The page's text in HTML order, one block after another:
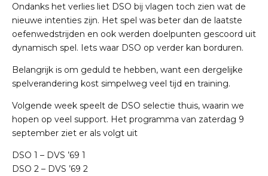
Ondanks het verlies liet DSO bij vlagen toch zien wat de
nieuwe intenties zijn. Het spel was beter dan de laatste
oefenwedstrijden en ook werden doelpunten gescoord uit
dynamisch spel. Iets waar DSO op verder kan borduren.
Belangrijk is om geduld te hebben, want een dergelijke
spelverandering kost simpelweg veel tijd en training.
Volgende week speelt de DSO selectie thuis, waarin we
hopen op veel support. Het programma van zaterdag 9
september ziet er als volgt uit
DSO 1 – DVS ’69 1
DSO 2 – DVS ’69 2